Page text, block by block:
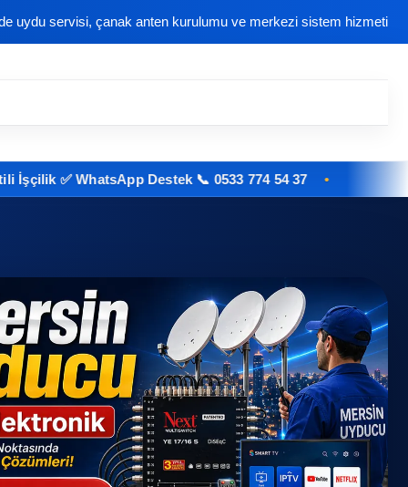
uydu servisi, çanak anten kurulumu ve merkezi sistem hizmeti
WhatsApp Destek 📞 0533 774 54 37